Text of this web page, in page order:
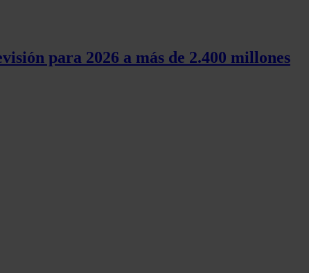
para 2026 a más de 2.400 millones